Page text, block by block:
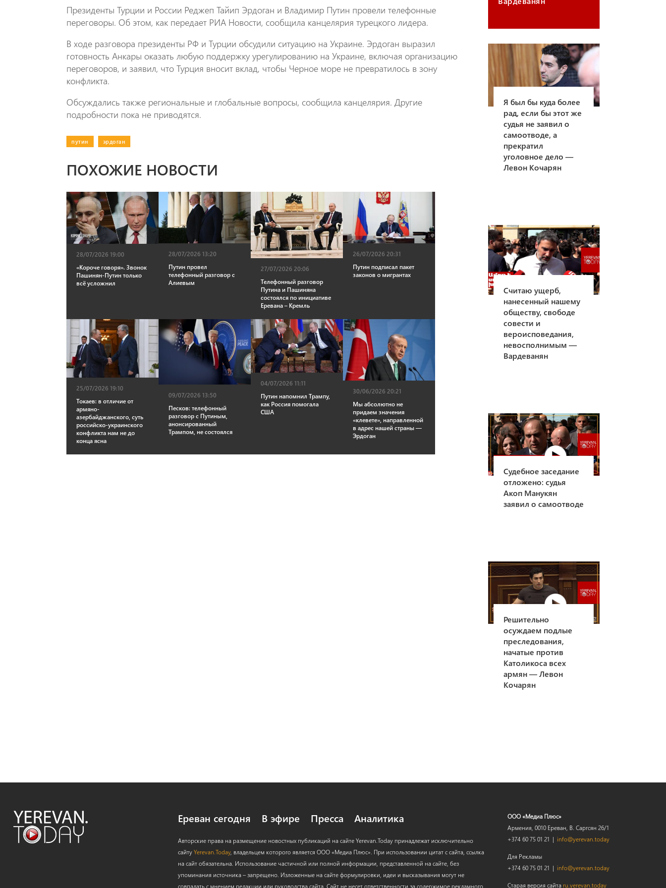
Президенты Турции и России Реджеп Тайип Эрдоган и Владимир Путин провели телефонные
переговоры. Օб этом, как передает РИА Новости, сообщила канцелярия турецкого лидера.
В ходе разговора президенты РФ и Турции обсудили ситуацию на Украине. Эрдоган выразил
готовность Анкары оказать любую поддержку урегулированию на Украине, включая организацию
переговоров, и заявил, что Турция вносит вклад, чтобы Черное море не превратилось в зону
конфликта.
Обсуждались также региональные и глобальные вопросы, сообщила канцелярия. Другие
подробности пока не приводятся.
путин эрдоган
ПОХОЖИЕ НОВОСТИ
28/07/2026 19:00
«Короче говоря». Звонок
Пашинян-Путин только
всё усложнил
28/07/2026 13:20
Путин провел
телефонный разговор с
Алиевым
27/07/2026 20:06
Телефонный разговор
Путина и Пашиняна
состоялся по инициативе
Еревана – Кремль
26/07/2026 20:31
Путин подписал пакет
законов о мигрантах
25/07/2026 19:10
Токаев: в отличие от
армяно-
азербайджанского, суть
российско-украинского
конфликта нам не до
конца ясна
09/07/2026 13:50
Песков: телефонный
разговор с Путиным,
анонсированный
Трампом, не состоялся
04/07/2026 11:11
Путин напомнил Трампу,
как Россия помогала
США
30/06/2026 20:21
Мы абсолютно не
придаем значения
«клевете», направленной
в адрес нашей страны —
Эрдоган
Я был бы куда более
рад, если бы этот же
судья не заявил о
самоотводе, а
прекратил
уголовное дело —
Левон Кочарян
Считаю ущерб,
нанесенный нашему
обществу, свободе
совести и
вероисповедания,
невосполнимым —
Вардеванян
Судебное заседание
отложено: судья
Акоп Манукян
заявил о самоотводе
Решительно
осуждаем подлые
преследования,
начатые против
Католикоса всех
армян — Левон
Кочарян
Ереван сегодня В эфире Пресса Аналитика
Авторские права на размещение новостных публикаций на сайте Yerevan.Today принадлежат исключительно
сайтуYerevan.Today, владельцем которого является ООО «Медиа Плюс». При использовании цитат с сайта, ссылка
на сайт обязательна. Использование частичной или полной информации, представленной на сайте, без
упоминания источника – запрещено. Изложенные на сайте формулировки, идеи и высказывания могут не
совпадать с мнением редакции или руководства сайта. Сайт не несет ответственности за содержимое рекламного
ООО «Медиа Плюс»
Армения, 0010 Ереван, В. Саргсян 26/1
+374 60 75 01 21 | info@yerevan.today
Для Рекламы
+374 60 75 01 21 | info@yerevan.today
Старая версия сайта ru.yerevan.today